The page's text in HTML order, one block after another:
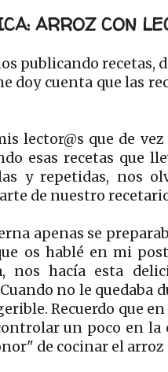
ARROZ CON
publicando recetas,
doy cuenta que las
lector@s que de
esas recetas que
y repetidas, nos
de nuestro
apenas se
os hablé en mi
nos hacía esta
no le quedaba
Recuerdo que
un poco en
de cocinar el arroz